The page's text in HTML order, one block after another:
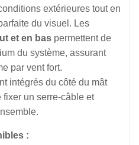
extérieures tout en
du visuel. Les
et en bas permettent de
du système, assurant
par vent fort.
intégrés du côté du mât
fixer un serre-câble et
: